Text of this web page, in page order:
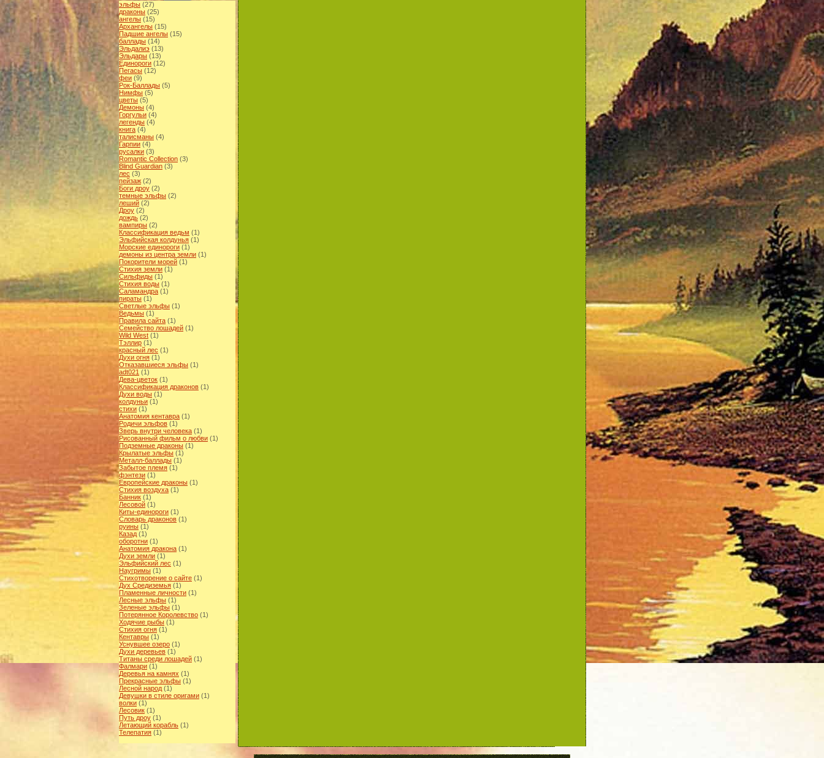
эльфы (27)
драконы (25)
ангелы (15)
Архангелы (15)
Падшие ангелы (15)
баллады (14)
Эльдалиэ (13)
Эльдары (13)
Единороги (12)
Пегасы (12)
феи (9)
Рок-Баллады (5)
Нимфы (5)
цветы (5)
Демоны (4)
Горгульи (4)
легенды (4)
книга (4)
талисманы (4)
Гарпии (4)
русалки (3)
Romantic Collection (3)
Blind Guardian (3)
лес (3)
пейзаж (2)
Боги дроу (2)
темные эльфы (2)
леший (2)
Дроу (2)
дождь (2)
вампиры (2)
Классификация ведьм (1)
Эльфийская колдунья (1)
Морские единороги (1)
демоны из центра земли (1)
Покорители морей (1)
Cтихия земли (1)
Сильфиды (1)
Стихия воды (1)
Саламандра (1)
пираты (1)
Светлые эльфы (1)
Ведьмы (1)
Правила сайта (1)
Cемейство лошадей (1)
Wild West (1)
Тэллир (1)
красный лес (1)
Духи огня (1)
Отказавшиеся эльфы (1)
adt021 (1)
Дева-цветок (1)
Классификация драконов (1)
Духи воды (1)
колдуньи (1)
стихи (1)
Анатомия кентавра (1)
Родичи эльфов (1)
Зверь внутри человека (1)
Рисованный фильм о любви (1)
Подземные драконы (1)
Крылатые эльфы (1)
Металл-баллады (1)
Забытое племя (1)
фэнтези (1)
Европейские драконы (1)
Стихия воздуха (1)
Банник (1)
Лесовой (1)
Киты-единороги (1)
Словарь драконов (1)
руины (1)
Казад (1)
оборотни (1)
Анатомия дракона (1)
Духи земли (1)
Эльфийский лес (1)
Наугримы (1)
Стихотворение о сайте (1)
Дух Средиземья (1)
Пламенные личности (1)
Лесные эльфы (1)
Зеленые эльфы (1)
Потерянное Королевство (1)
Ходячие рыбы (1)
Cтихия огня (1)
Кентавры (1)
Уснувшее озеро (1)
Духи деревьев (1)
Титаны среди лошадей (1)
Фалмари (1)
Деревья на камнях (1)
Прекрасные эльфы (1)
Лесной народ (1)
Девушки в стиле оригами (1)
волки (1)
Лесовик (1)
Путь дроу (1)
Летающий корабль (1)
Телепатия (1)